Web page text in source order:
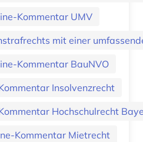
Kommentar UMV
mit einer
Kommentar BauNVO
Insolvenzrecht
Hochschulrecht
Kommentar Mietrecht